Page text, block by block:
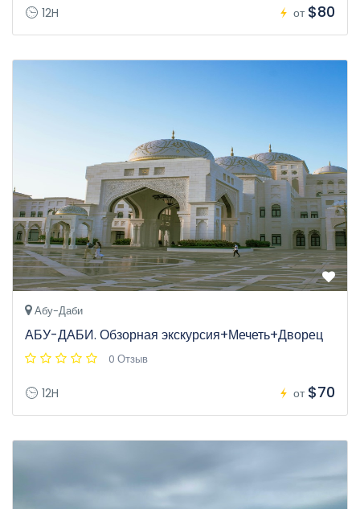
12H от $80
Абу-Даби
АБУ-ДАБИ. Обзорная экскурсия+Мечеть+Дворец
0 Отзыв
12H от $70